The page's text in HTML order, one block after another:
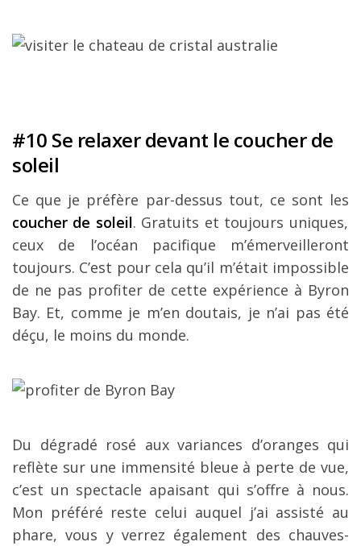
#10 Se relaxer devant le coucher de
soleil
Ce que je préfère par-dessus tout, ce sont les
coucher de soleil. Gratuits et toujours uniques,
ceux de l’océan pacifique m’émerveilleront
toujours. C’est pour cela qu’il m’était impossible
de ne pas profiter de cette expérience à Byron
Bay. Et, comme je m’en doutais, je n’ai pas été
déçu, le moins du monde.
Du dégradé rosé aux variances d’oranges qui
reflète sur une immensité bleue à perte de vue,
c’est un spectacle apaisant qui s’offre à nous.
Mon préféré reste celui auquel j’ai assisté au
phare, vous y verrez également des chauves-